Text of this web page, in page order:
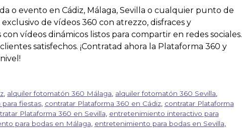
o evento en Cádiz, Málaga, Sevilla o cualquier punto de
de vídeos 360 con atrezzo, disfraces y
vídeos dinámicos listos para compartir en redes sociales.
satisfechos. ¡Contratad ahora la Plataforma 360 y
alquiler fotomatón 360 Málaga alquiler fotomatón 360 Sevilla
para fiestas, contratar Plataforma 360 en Cádiz, contratar Plataforma
Plataforma 360 en Sevilla entretenimiento interactivo para
para bodas en Málaga entretenimiento para bodas en Sevilla